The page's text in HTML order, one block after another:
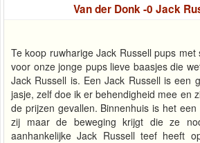
Van der Donk -0 Jack
Te koop ruwharige Jack Russell pups met
voor onze jonge pups lieve baasjes die
Jack Russell is. Een Jack Russell is een
jasje, zelf doe ik er behendigheid mee en
de prijzen gevallen. Binnenhuis is het
zij maar de beweging krijgt die ze
aanhankelijke Jack Russell teef heeft